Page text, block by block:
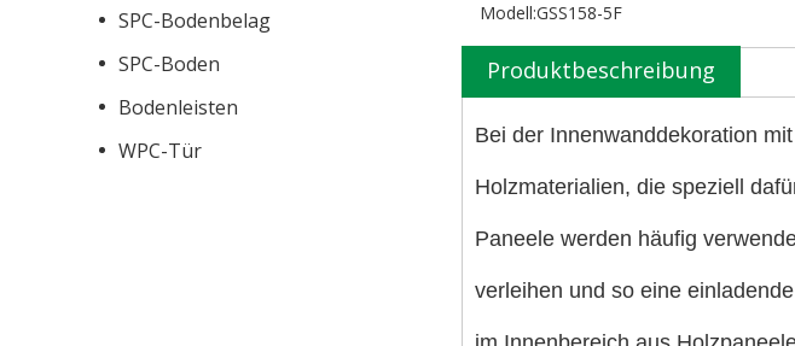
SPC-Bodenbelag
SPC-Boden
Bodenleisten
WPC-Tür
Modell:GSS158-5F
Produktbeschreibung
Bei der Innenwanddekoration
Holzmaterialien, die speziell
Paneele werden häufig
verleihen und so eine